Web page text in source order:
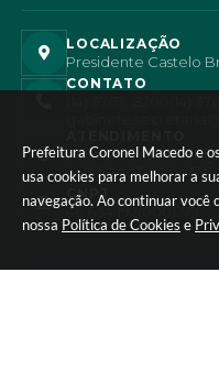
Prefeitura Coronel Macedo e
usa cookies para melhorar a
navegação. Ao continuar você
nossa Política de Cookies e
LOCALIZAÇÃO
Presidente Castelo
CONTATO
Atendimento de
às 11:30 e 13:00 às
CNPJ
46.634.192/0001-99